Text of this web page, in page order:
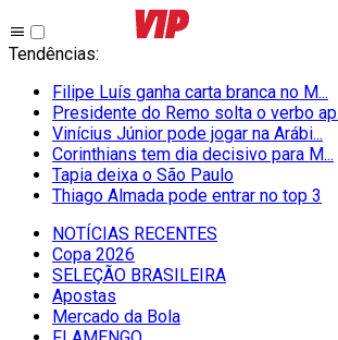
Tendências:
Filipe Luís ganha carta branca no M...
Presidente do Remo solta o verbo
Vinícius Júnior pode jogar na Arábi...
Corinthians tem dia decisivo para M...
Tapia deixa o São Paulo
Thiago Almada pode entrar no top 3
NOTÍCIAS RECENTES
Copa 2026
SELEÇÃO BRASILEIRA
Apostas
Mercado da Bola